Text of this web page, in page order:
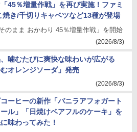
45％増量作戦」を再び実施！ファミ
焼き/千切りキャベツなど13種が登場
のまま おかわり 45％増量作戦」を開始
(2026/8/3)
噛むたびに爽快な味わいが広がる
むオレンジソーダ」発売
(2026/8/3)
ーヒーの新作「バニラアフォガート
ル」「日焼けベアフルのケーキ」を
味わってみた！